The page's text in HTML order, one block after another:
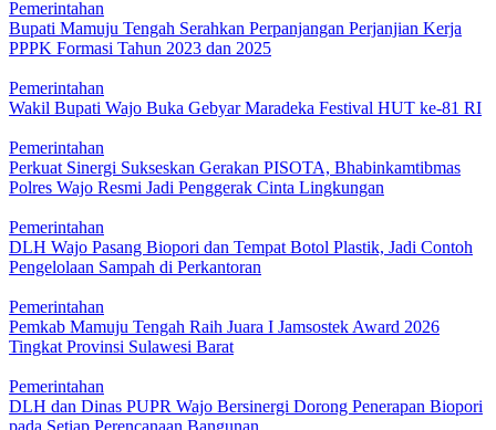
Pemerintahan
Bupati Mamuju Tengah Serahkan Perpanjangan Perjanjian Kerja
PPPK Formasi Tahun 2023 dan 2025
Pemerintahan
Wakil Bupati Wajo Buka Gebyar Maradeka Festival HUT ke-81 RI
Pemerintahan
Perkuat Sinergi Sukseskan Gerakan PISOTA, Bhabinkamtibmas
Polres Wajo Resmi Jadi Penggerak Cinta Lingkungan
Pemerintahan
DLH Wajo Pasang Biopori dan Tempat Botol Plastik, Jadi Contoh
Pengelolaan Sampah di Perkantoran
Pemerintahan
Pemkab Mamuju Tengah Raih Juara I Jamsostek Award 2026
Tingkat Provinsi Sulawesi Barat
Pemerintahan
DLH dan Dinas PUPR Wajo Bersinergi Dorong Penerapan Biopori
pada Setiap Perencanaan Bangunan